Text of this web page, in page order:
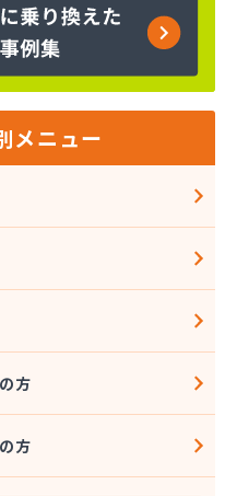
部
佐久営業所
社
所
メニュー
方
方